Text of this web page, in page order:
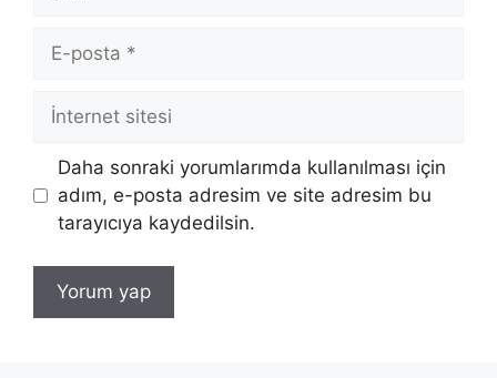
posta
İnternet
Daha sonraki yorumlarımda kullanılması için
adım, e-posta adresim ve site adresim bu
tarayıcıya kaydedilsin.